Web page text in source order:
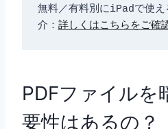
無料／有料別にiPadで使え
介： 詳しくはこちらをご確
PDFファイルを
要性はあるの？